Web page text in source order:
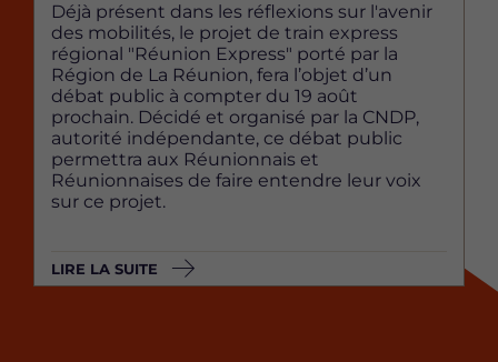
Déjà présent dans les réflexions sur l'avenir
des mobilités, le projet de train express
régional "Réunion Express" porté par la
Région de La Réunion, fera l’objet d’un
débat public à compter du 19 août
prochain. Décidé et organisé par la CNDP,
autorité indépendante, ce débat public
permettra aux Réunionnais et
Réunionnaises de faire entendre leur voix
sur ce projet.
LIRE LA SUITE